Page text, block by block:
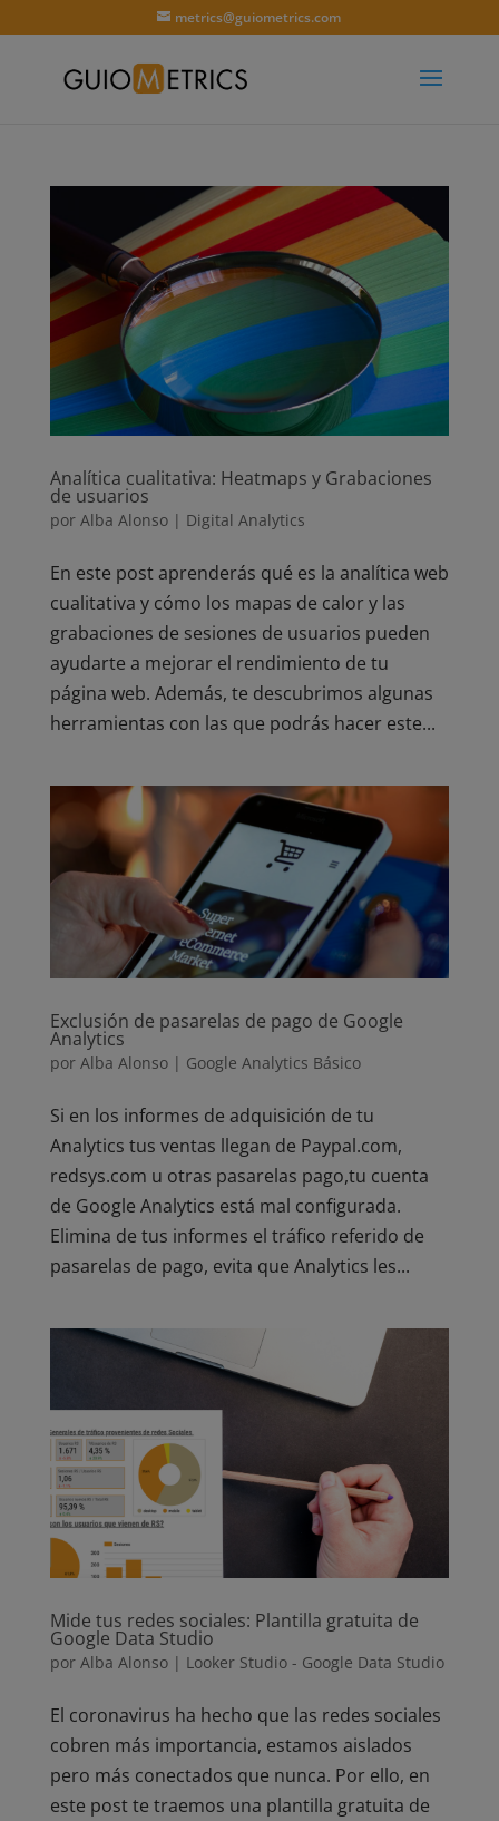
metrics@guiometrics.com
Analítica cualitativa: Heatmaps y Grabaciones
de usuarios
por Alba Alonso| Digital Analytics
En este post aprenderás qué es la analítica web
cualitativa y cómo los mapas de calor y las
grabaciones de sesiones de usuarios pueden
ayudarte a mejorar el rendimiento de tu
página web. Además, te descubrimos algunas
herramientas con las que podrás hacer este...
Exclusión de pasarelas de pago de Google
Analytics
por Alba Alonso| Google Analytics Básico
Si en los informes de adquisición de tu
Analytics tus ventas llegan de Paypal.com,
redsys.com u otras pasarelas pago,tu cuenta
de Google Analytics está mal configurada.
Elimina de tus informes el tráfico referido de
pasarelas de pago, evita que Analytics les...
Mide tus redes sociales: Plantilla gratuita de
Google Data Studio
por Alba Alonso| Looker Studio - Google Data Studio
El coronavirus ha hecho que las redes sociales
cobren más importancia, estamos aislados
pero más conectados que nunca. Por ello, en
este post te traemos una plantilla gratuita de